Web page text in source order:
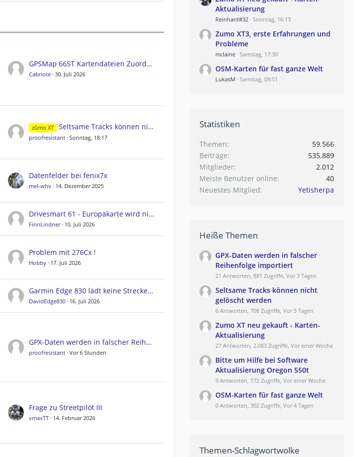
GPSMap 66ST Kartendateien Zuordnen
Cabriote 30. Juli 2026
zûmo XT Seltsame Tracks können nicht gelöscht werden
proofresistant Sonntag, 18:17
Datenfelder bei fenix7x
mel-whv 14. Dezember 2025
Drivesmart 61 - Europakarte wird nicht angezeigt
FinnLindner 10. Juli 2026
Problem mit 276Cx !
Hobby 17. Juli 2026
Garmin Edge 830 lädt keine Strecken mehr von Komoot
DavidEdge830 16. Juli 2026
GPX-Daten werden in falscher Reihenfolge importiert
proofresistant Vor 6 Stunden
Frage zu Streetpilot III
vmaxTT 14. Februar 2026
Aktualisierung
Reinhard#32 Sonntag, 16:13
Zumo XT3, erste Erfahrungen und
Probleme
mclaine Samstag, 17:30
OSM-Karten für fast ganze Welt
LukasM Samstag, 09:51
Statistiken
Themen
59.566
Beiträge
535.889
Mitglieder
2.012
Meiste Benutzer online
40
Neuestes Mitglied
Yetisherpa
Heiße Themen
GPX-Daten werden in falscher
Reihenfolge importiert
21 Antworten, 881 Zugriffe, Vor 3 Tagen
Seltsame Tracks können nicht
gelöscht werden
6 Antworten, 708 Zugriffe, Vor 5 Tagen
Zumo XT neu gekauft - Karten-
Aktualisierung
27 Antworten, 2.083 Zugriffe, Vor einer Woche
Bitte um Hilfe bei Software
Aktualisierung Oregon 550t
9 Antworten, 772 Zugriffe, Vor einer Woche
OSM-Karten für fast ganze Welt
0 Antworten, 302 Zugriffe, Vor 4 Tagen
Themen-Schlagwortwolke